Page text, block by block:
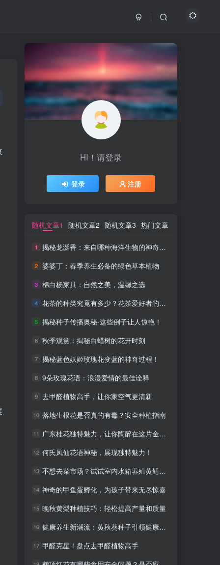
HI！请登录
登录 注册
随机文章1 随机文章2 随机文章3 热门文章
1 揭秘龙涎香：来自哪种海洋生物的神奇馈赠？
2 婆婆丁：春季养生必备的绿色草本植物
3 棉白杨家具：自然之美，温馨之选
4 花茶的种类究竟有多少？花茶爱好者的秘密花园！
5 揭秘种子传播奥秘-这些例子让人惊艳！
6 秋季观赏：揭秘白蜡树的花开时刻
7 揭秘蓝色妖姬玫瑰花变蓝的神奇过程！
8 9朵玫瑰花语：浪漫爱情的最佳诠释
9 去甲醛植物高手，让你家空气更清新
10 落地生根花是否真的有毒？安全种植指南
11 广东桂花独特魅力，让你陶醉在这片金秋之中！
12 何氏凤仙花语神秘，展现独特魅力！
13 不想去菜市场？试试室内水箱养殖黄鳝，美味就在家！
14 神奇的甲鱼蛋孵化，为孩子带来无尽惊喜
15 晚秋黄梨种植技巧：轻松提高产量和质量
16 健康养生新潮流：黄秋葵种子引领健康饮食新风尚
17 甲醛克星！盘点去甲醛植物高手
HI！请登录
登录 注册
随机文章1 随机文章2 随机文章3 热门文章
1 揭秘龙涎香：来自哪种海洋生物的神奇馈赠？
2 婆婆丁：春季养生必备的绿色草本植物
3 棉白杨家具：自然之美，温馨之选
4 花茶的种类究竟有多少？花茶爱好者的秘密花园！
5 揭秘种子传播奥秘-这些例子让人惊艳！
6 秋季观赏：揭秘白蜡树的花开时刻
7 揭秘蓝色妖姬玫瑰花变蓝的神奇过程！
8 9朵玫瑰花语：浪漫爱情的最佳诠释
9 去甲醛植物高手，让你家空气更清新
10 落地生根花是否真的有毒？安全种植指南
11 广东桂花独特魅力，让你陶醉在这片金秋之中！
12 何氏凤仙花语神秘，展现独特魅力！
13 不想去菜市场？试试室内水箱养殖黄鳝，美味就在家！
14 神奇的甲鱼蛋孵化，为孩子带来无尽惊喜
15 晚秋黄梨种植技巧：轻松提高产量和质量
16 健康养生新潮流：黄秋葵种子引领健康饮食新风尚
17 甲醛克星！盘点去甲醛植物高手